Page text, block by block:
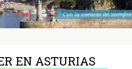
EN ASTURIAS